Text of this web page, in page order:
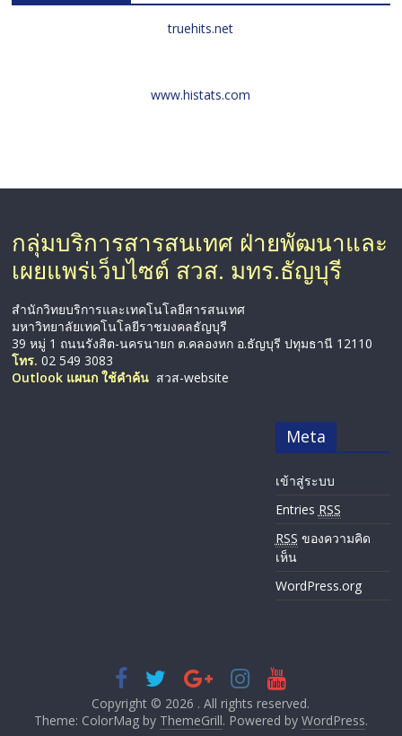
truehits.net
www.histats.com
กลุ่มบริการสารสนเทศ ฝ่ายพัฒนาและ
เผยแพร่เว็บไซต์ สวส. มทร.ธัญบุรี
สำนักวิทยบริการและเทคโนโลยีสารสนเทศ
มหาวิทยาลัยเทคโนโลยีราชมงคลธัญบุรี
39 หมู่ 1 ถนนรังสิต-นครนายก ต.คลองหก อ.ธัญบุรี ปทุมธานี 12110
โทร. 02 549 3083
Outlook แผนก ใช้คำค้น สวส-website
Meta
เข้าสู่ระบบ
Entries RSS
RSS ของความคิด
เห็น
WordPress.org
Copyright © 2026 . All rights reserved.
Theme: ColorMag by ThemeGrill. Powered by WordPress.